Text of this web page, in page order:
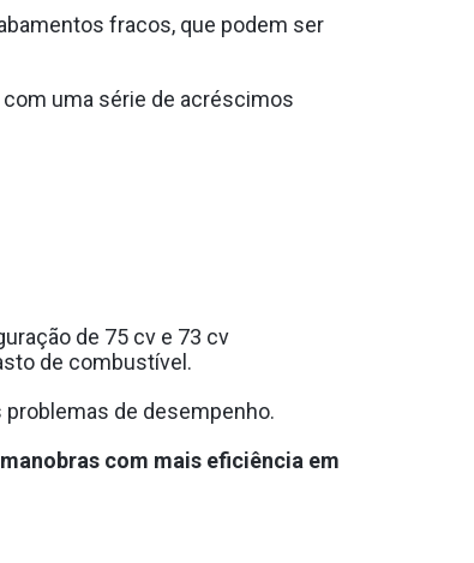
fracos, que podem ser
com uma série de acréscimos
de 75 cv e 73 cv
de combustível.
de desempenho.
com mais eficiência em